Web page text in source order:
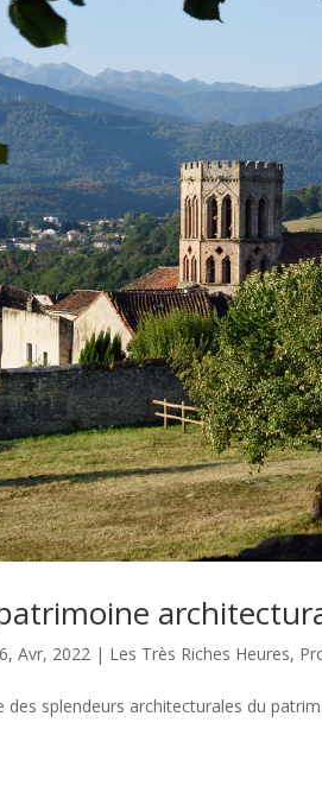
Avr, 2022 | Les Très Riches Heures,
splendeurs architecturales du